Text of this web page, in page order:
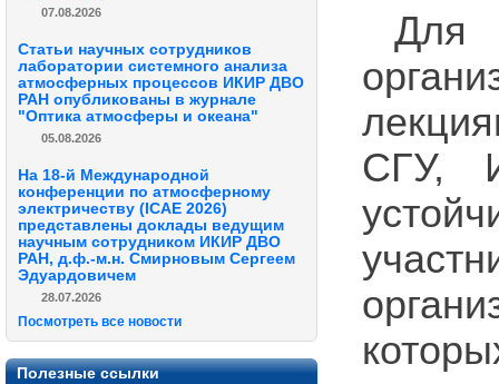
07.08.2026
Статьи научных сотрудников
лаборатории системного анализа
атмосферных процессов ИКИР ДВО
РАН опубликованы в журнале
"Оптика атмосферы и океана"
05.08.2026
На 18-й Международной
конференции по атмосферному
электричеству (ICAE 2026)
представлены доклады ведущим
научным сотрудником ИКИР ДВО
РАН, д.ф.-м.н. Смирновым Сергеем
Эдуардовичем
28.07.2026
Посмотреть все новости
Полезные ссылки
Для
СГУ,